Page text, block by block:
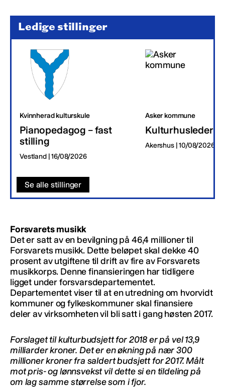
Ledige stillinger
Kvinnherad kulturskule
Pianopedagog – fast
stilling
Vestland | 16/08/2026
Asker kommune
Kulturhusleder
Akershus | 10/08/2026
Se alle stillinger
Forsvarets musikk
Det er satt av en bevilgning på 46,4 millioner til
Forsvarets musikk. Dette beløpet skal dekke 40
prosent av utgiftene til drift av fire av Forsvarets
musikkorps. Denne finansieringen har tidligere
ligget under forsvarsdepartementet.
Departementet viser til at en utredning om hvorvidt
kommuner og fylkeskommuner skal finansiere
deler av virksomheten vil bli satt i gang høsten 2017.
Forslaget til kulturbudsjett for 2018 er på vel 13,9
milliarder kroner. Det er en økning på nær 300
millioner kroner fra saldert budsjett for 2017. Målt
mot pris- og lønnsvekst vil dette si en tildeling på
om lag samme størrelse som i fjor.